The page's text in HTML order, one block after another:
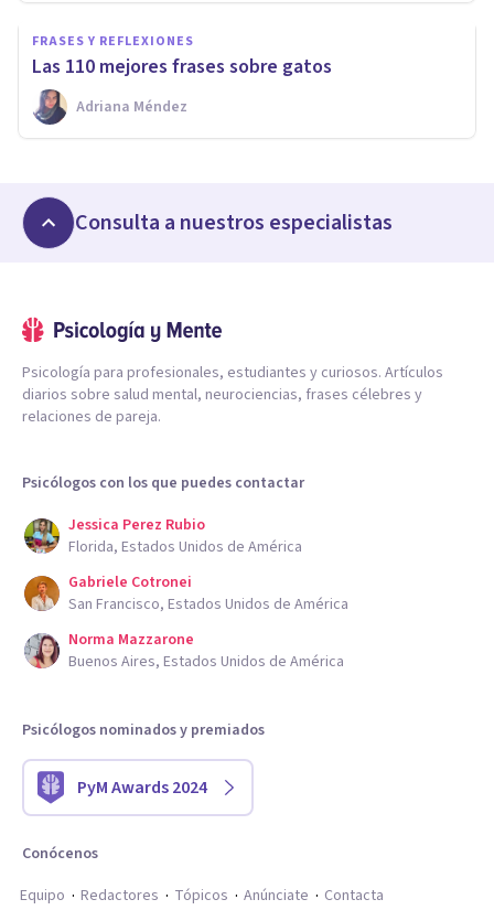
FRASES Y REFLEXIONES
Las 110 mejores frases sobre gatos
Adriana Méndez
Consulta a nuestros especialistas
Psicología para profesionales, estudiantes y curiosos. Artículos
diarios sobre salud mental, neurociencias, frases célebres y
relaciones de pareja.
Psicólogos con los que puedes contactar
Jessica Perez Rubio
Florida, Estados Unidos de América
Gabriele Cotronei
San Francisco, Estados Unidos de América
Norma Mazzarone
Buenos Aires, Estados Unidos de América
Psicólogos nominados y premiados
PyM Awards 2024
Conócenos
Equipo
Redactores Tópicos Anúnciate Contacta